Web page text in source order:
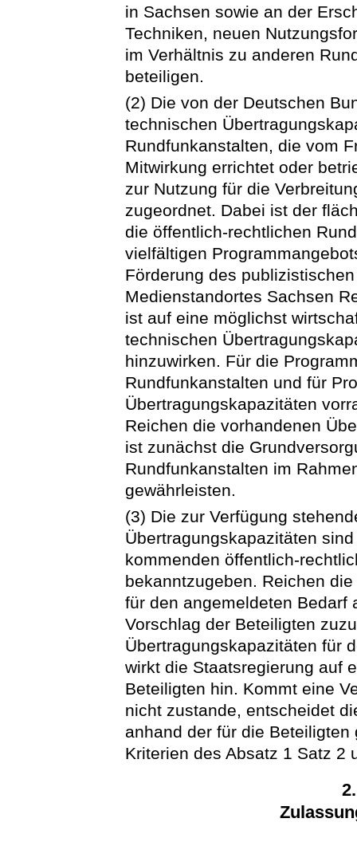
in Sachsen sowie an der
Techniken, neuen
im Verhältnis zu anderen
beteiligen.
(2) Die von der Deutschen
technischen
Rundfunkanstalten, die vom
Mitwirkung errichtet oder
zur Nutzung für die
zugeordnet. Dabei ist der
die öffentlich-rechtlichen
vielfältigen
Förderung des
Medienstandortes Sachsen
ist auf eine möglichst
technischen
hinzuwirken. Für die
Rundfunkanstalten und für
Übertragungskapazitäten
Reichen die vorhandenen
ist zunächst die
Rundfunkanstalten im
gewährleisten.
(3) Die zur Verfügung
Übertragungskapazitäten
kommenden öffentlich-
bekanntzugeben. Reichen
für den angemeldeten Bedarf
Vorschlag der Beteiligten
Übertragungskapazitäten für
wirkt die Staatsregierung auf
Beteiligten hin. Kommt eine
nicht zustande, entscheidet
anhand der für die
Kriterien des Absatz 1 Satz 2